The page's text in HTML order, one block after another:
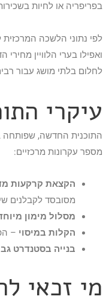
בפריפריה או לחיות
ואפילו בערי הלוויין
לחלום בלתי מושג עבור
עיקרי
התוכנית החדשה, שפותחה
מספר עקרונות מרכזיים:
הקצאת קרקעות
מסובסד לקבלנים
מסלול מימון
הקלות במיסוי –
בנייה בסטנדרט
מי זכאי